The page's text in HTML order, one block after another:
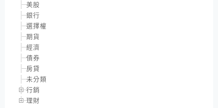
美股
銀行
選擇權
期貨
經濟
債券
房貸
未分類
行銷
理財